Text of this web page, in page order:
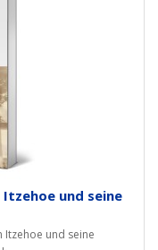
und seine
Itzehoe und seine